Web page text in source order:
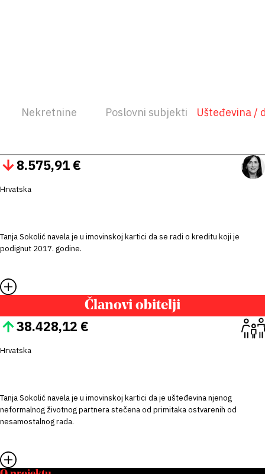
Nekretnine Poslovni subjekti Ušteđevina /
8.575,91 €
Hrvatska
Tanja Sokolić navela je u imovinskoj kartici da se radi o kreditu koji je
podignut 2017. godine.
Članovi obitelji
38.428,12 €
Hrvatska
Tanja Sokolić navela je u imovinskoj kartici da je ušteđevina njenog
neformalnog životnog partnera stečena od primitaka ostvarenih od
nesamostalnog rada.